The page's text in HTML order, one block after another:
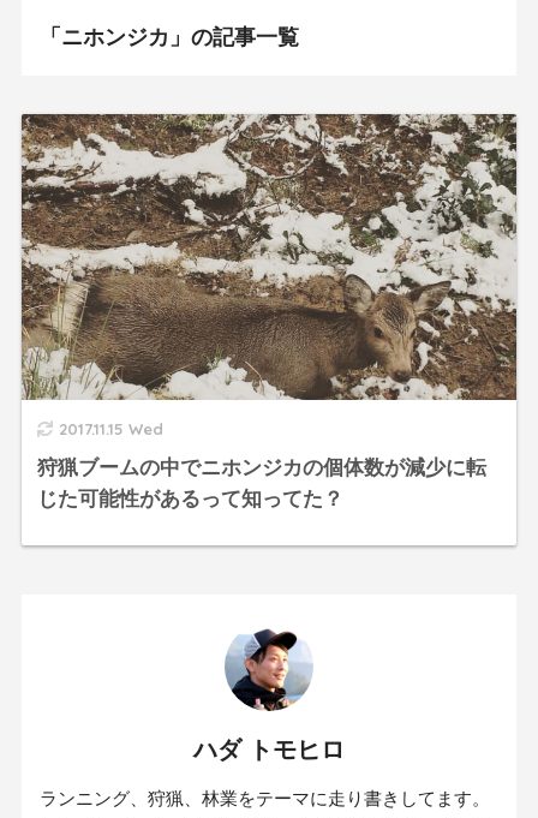
「ニホンジカ」の記事一覧
2017.11.15 Wed
狩猟ブームの中でニホンジカの個体数が減少に転
じた可能性があるって知ってた？
ハダ トモヒロ
ランニング、狩猟、林業をテーマに走り書きしてます。